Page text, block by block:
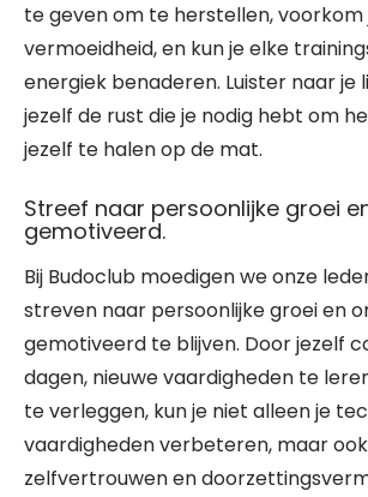
te geven om te herstellen, voorkom
vermoeidheid, en kun je elke
energiek benaderen. Luister naar je
jezelf de rust die je nodig hebt om
jezelf te halen op de mat.
Streef naar persoonlijke groei
gemotiveerd.
Bij Budoclub moedigen we onze
streven naar persoonlijke groei en
gemotiveerd te blijven. Door jezelf
dagen, nieuwe vaardigheden te
te verleggen, kun je niet alleen je
vaardigheden verbeteren, maar
zelfvertrouwen en